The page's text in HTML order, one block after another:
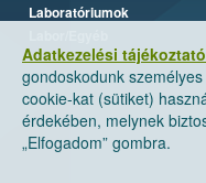
Adatkezelési
gondoskodunk
cookie-kat (sütiket)
érdekében, melynek
„Elfogadom” gombra.
Laboratóriumok